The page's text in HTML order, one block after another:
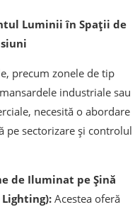
Luminii în Spații de
precum zonele de tip
industriale sau
necesită o abordare
pe sectorizare și controlul
de Iluminat pe Șină
Acestea oferă